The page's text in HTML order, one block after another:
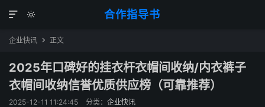
合作指导书


企业快讯  正文
2025年口碑好的挂衣杆衣帽间收纳/内衣裤子
衣帽间收纳信誉优质供应榜（可靠推荐）
2025-12-11 11:24:45 分类： 企业快讯